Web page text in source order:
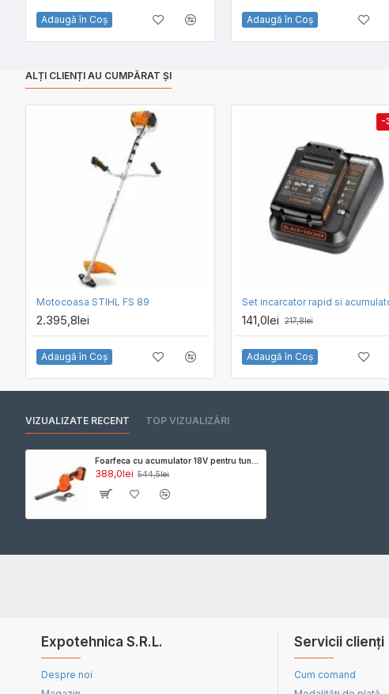
Adaugă în Coş Adaugă în Coş
ALȚI CLIENȚI AU CUMPĂRAT ȘI
Motocoasa STIHL FS 89
2.395,8lei
Adaugă în Coş
-
141,0lei 217,8lei
Adaugă în Coş
VIZUALIZATE RECENT TOP VIZUALIZĂRI
388,0lei 544,5lei
Expotehnica S.R.L.
Despre noi
Servicii clienți
Cum comand